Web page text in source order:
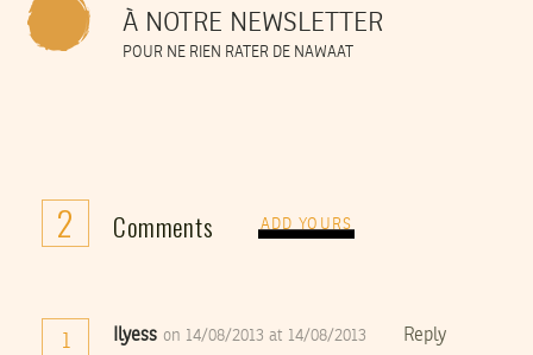
À NOTRE NEWSLETTER
POUR NE RIEN RATER DE NAWAAT
2 Comments ADD YOURS
1 Ilyess on 14/08/2013 at 14/08/2013 Reply